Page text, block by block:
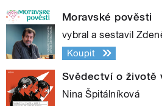
Moravské pověsti
vybral a sestavil
Koupit
Svědectví o životě
Nina Špitálníková